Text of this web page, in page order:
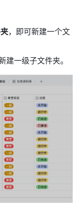
，即可新建一个文
一级子文件夹。